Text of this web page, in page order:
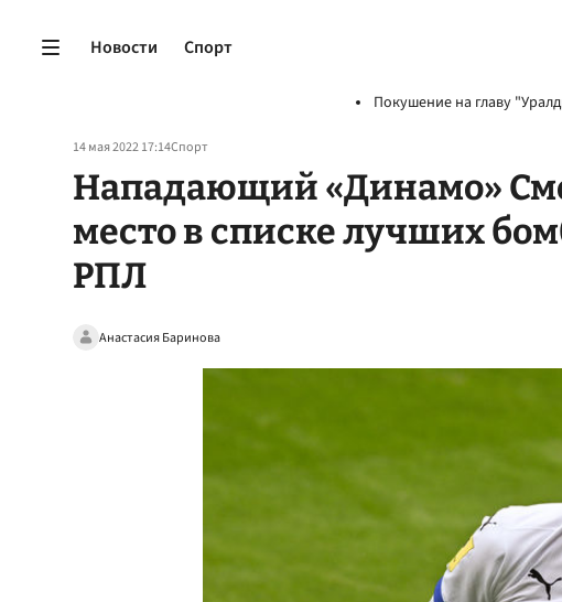
Новости Спорт
Покушение на главу
14 мая 2022 17:14Спорт
Нападающий «Динамо»
место в списке лучших
РПЛ
Анастасия Баринова